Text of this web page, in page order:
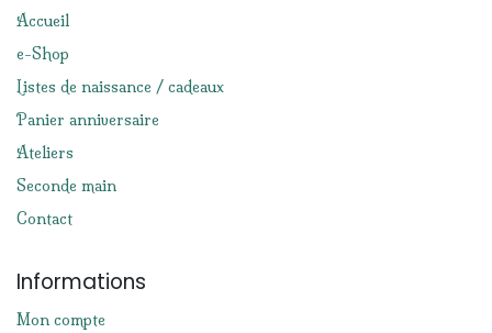
Accueil
e-Shop
Listes de naissance / cadeaux
Panier anniversaire
Ateliers
Seconde main
Contact
Informations
Mon compte